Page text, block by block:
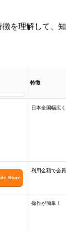
を理解して、知
特徴
日本全国幅広く使
Store
利用金額で会員ラ
操作が簡単！